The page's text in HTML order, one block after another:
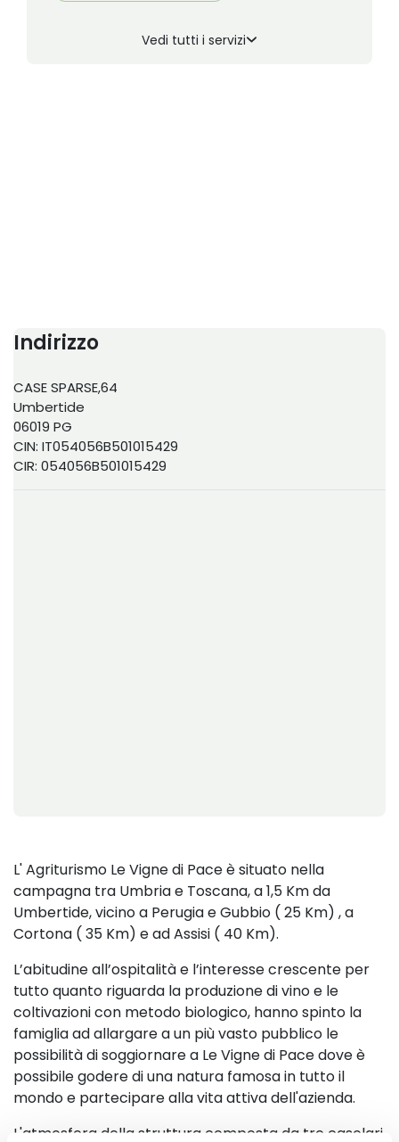
Vedi tutti i servizi
Indirizzo
CASE SPARSE,64
Umbertide
06019 PG
CIN: IT054056B501015429
CIR: 054056B501015429
L' Agriturismo Le Vigne di Pace è situato nella
campagna tra Umbria e Toscana, a 1,5 Km da
Umbertide, vicino a Perugia e Gubbio ( 25 Km) , a
Cortona ( 35 Km) e ad Assisi ( 40 Km).
L’abitudine all’ospitalità e l’interesse crescente per
tutto quanto riguarda la produzione di vino e le
coltivazioni con metodo biologico, hanno spinto la
famiglia ad allargare a un più vasto pubblico le
possibilità di soggiornare a Le Vigne di Pace dove è
possibile godere di una natura famosa in tutto il
mondo e partecipare alla vita attiva dell'azienda.
L'atmosfera della struttura composta da tre casolari,